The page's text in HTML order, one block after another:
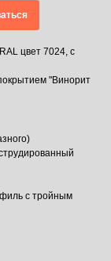
цвет 7024, с
"Винорит
с тройным